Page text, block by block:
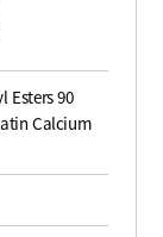
Esters 90
Calcium